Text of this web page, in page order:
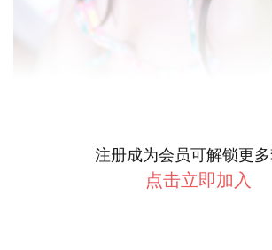
注册成为会员可解锁更
点击立即加入